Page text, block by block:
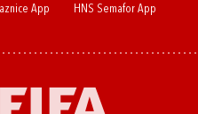
App HNS Semafor App